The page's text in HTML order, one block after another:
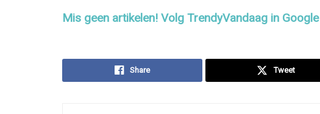
Mis geen artikelen! Volg TrendyVandaag in
Share Tweet